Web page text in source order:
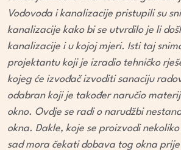
Vodovoda i kanalizacije pristupili su
kanalizacije kako bi se utvrdilo je li
kanalizacije i u kojoj mjeri. Isti taj
projektantu koji je izradio tehničko
kojeg će izvođač izvoditi sanaciju
odabran koji je također naručio
okno. Ovdje se radi o narudžbi
okna. Dakle, koje se proizvodi
sad mora čekati dobava tog okna